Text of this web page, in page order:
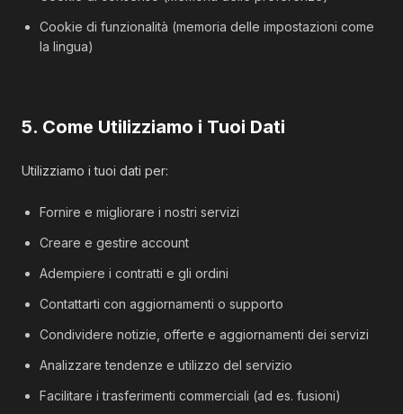
Cookie di funzionalità (memoria delle impostazioni come
la lingua)
5. Come Utilizziamo i Tuoi Dati
Utilizziamo i tuoi dati per:
Fornire e migliorare i nostri servizi
Creare e gestire account
Adempiere i contratti e gli ordini
Contattarti con aggiornamenti o supporto
Condividere notizie, offerte e aggiornamenti dei servizi
Analizzare tendenze e utilizzo del servizio
Facilitare i trasferimenti commerciali (ad es. fusioni)